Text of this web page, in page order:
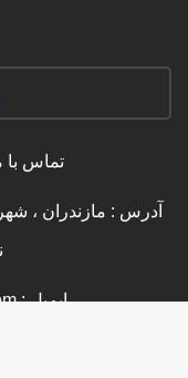
تماس با
آدرس : مازندران ،
ایمیل : info [@] amlak-navan.com